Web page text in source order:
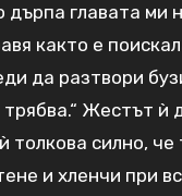
главата ми
както е
да разтвори
Жестът
толкова силно,
и хленчи при